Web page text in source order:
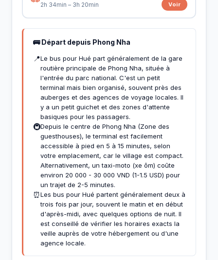
2h 34min – 3h 20min Voir
🚌 Départ depuis Phong Nha
📍Le bus pour Hué part généralement de la gare
routière principale de Phong Nha, située à
l'entrée du parc national. C'est un petit
terminal mais bien organisé, souvent près des
auberges et des agences de voyage locales. Il
y a un petit guichet et des zones d'attente
basiques pour les passagers.
🚇Depuis le centre de Phong Nha (Zone des
guesthouses), le terminal est facilement
accessible à pied en 5 à 15 minutes, selon
votre emplacement, car le village est compact.
Alternativement, un taxi-moto (xe ôm) coûte
environ 20 000 - 30 000 VND (1-1.5 USD) pour
un trajet de 2-5 minutes.
⏰Les bus pour Hué partent généralement deux à
trois fois par jour, souvent le matin et en début
d'après-midi, avec quelques options de nuit. Il
est conseillé de vérifier les horaires exacts la
veille auprès de votre hébergement ou d'une
agence locale.